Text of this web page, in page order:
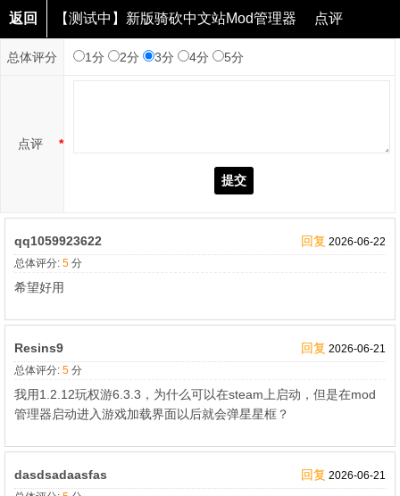
返回 【测试中】新版骑砍中文站Mod管理器 点评
总体评分 1分 2分 3分 4分 5分
*
点评
提交
qq1059923622 回复 2026-06-22
总体评分: 5 分
希望好用
Resins9 回复 2026-06-21
总体评分: 5 分
我用1.2.12玩权游6.3.3，为什么可以在steam上启动，但是在mod
管理器启动进入游戏加载界面以后就会弹星星框？
dasdsadaasfas 回复 2026-06-21